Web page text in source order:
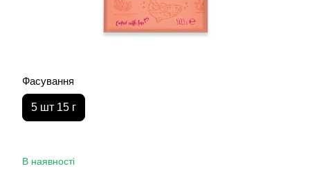
Фасування
5 шт 15 г
В наявності